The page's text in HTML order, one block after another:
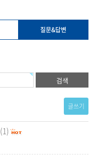
질문&답변
글쓰기
(1)